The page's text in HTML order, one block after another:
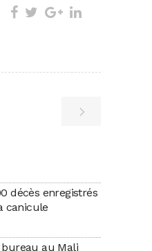
décès enregistrés
canicule
au Mali